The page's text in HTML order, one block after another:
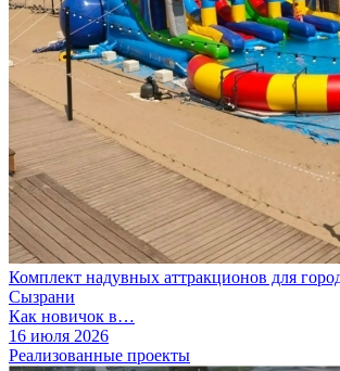
Комплект надувных аттракционов для
Сызрани
Как новичок в…
16 июля 2026
Реализованные проекты